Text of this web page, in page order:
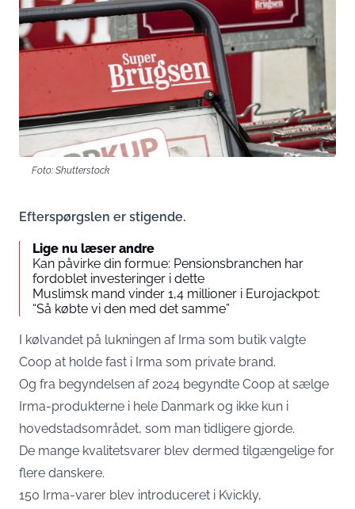
Foto: Shutterstock
Efterspørgslen er stigende.
Lige nu læser andre
Kan påvirke din formue: Pensionsbranchen har
fordoblet investeringer i dette
Muslimsk mand vinder 1,4 millioner i Eurojackpot:
“Så købte vi den med det samme”
I kølvandet på lukningen af Irma som butik valgte
Coop at holde fast i Irma som private brand.
Og fra begyndelsen af 2024 begyndte Coop at sælge
Irma-produkterne i hele Danmark og ikke kun i
hovedstadsområdet, som man tidligere gjorde.
De mange kvalitetsvarer blev dermed tilgængelige for
flere danskere.
150 Irma-varer blev introduceret i Kvickly,